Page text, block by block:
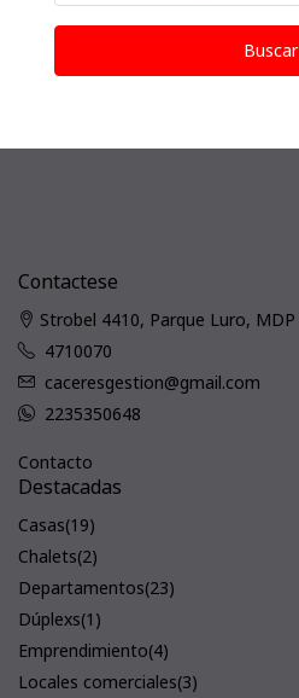
Buscar
Contactese
Strobel 4410, Parque Luro, MDP
4710070
caceresgestion@gmail.com
2235350648
Contacto
Destacadas
Casas(19)
Chalets(2)
Departamentos(23)
Dúplexs(1)
Emprendimiento(4)
Locales comerciales(3)